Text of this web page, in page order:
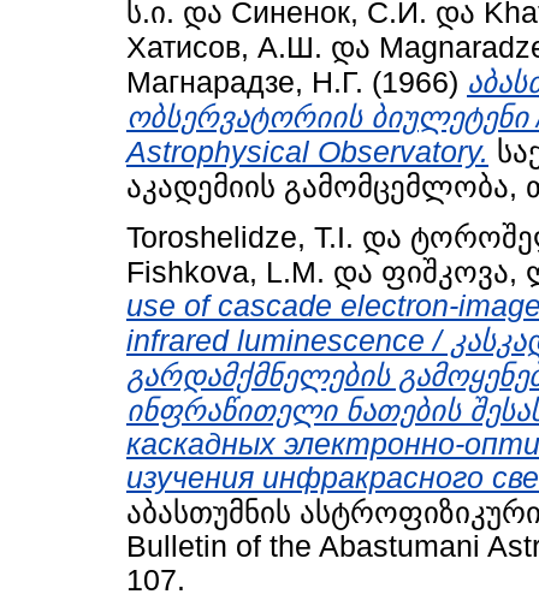
ს.ი. და Синенок, С.И. და
Хатисов, А.Ш. და
Магнарадзе, Н.Г. (1966)
ობსერვატორიის ბიულეტენი
Astrophysical Observatory.
აკადემიის გამომცემლობა,
Toroshelidze, T.I. და
Fishkova, L.M. და ფიშკოვა,
use of cascade electron-
infrared luminescence /
გარდამქმნელების
ინფრაწითელი ნათების
каскадных электронно-
изучения инфракрасного
აბასთუმნის
Bulletin of the Abastumani
107.